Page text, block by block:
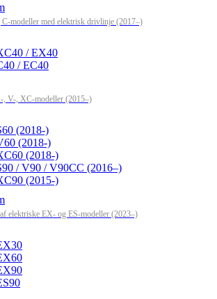
modeller med elektrisk drivlinje (2017–)
/ EX40
/ EC40
, V-, XC-modeller (2015–)
(2018-)
(2018-)
(2018-)
/ V90 / V90CC (2016–)
(2015-)
elektriske EX- og ES-modeller (2023–)